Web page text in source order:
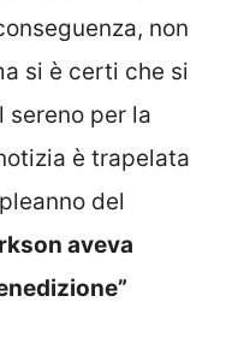
non
si è certi che si
per la
è trapelata
del
aveva